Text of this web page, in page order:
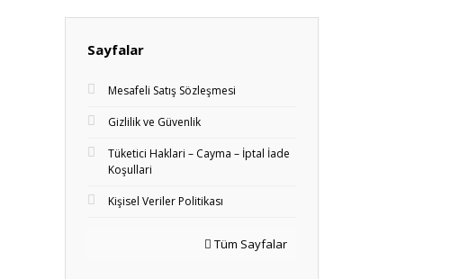
Sayfalar
Mesafeli Satış Sözleşmesi
Gizlilik ve Güvenlik
Tüketici Haklari – Cayma – İptal İade
Koşullari
Kişisel Veriler Politikası
Tüm Sayfalar